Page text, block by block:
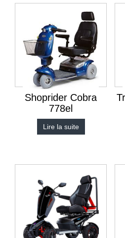
Shoprider Cobra
778el
Lire la suite